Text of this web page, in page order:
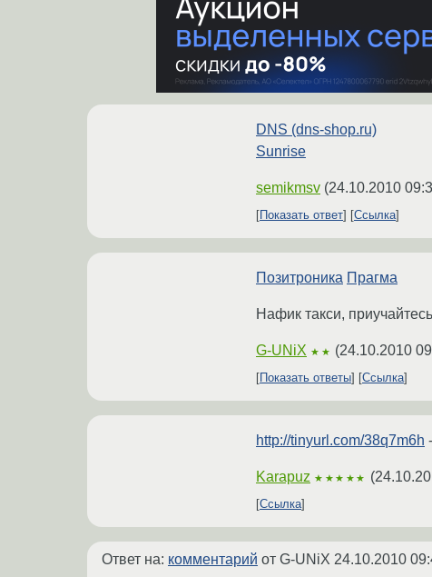
DNS (dns-shop.ru)
Sunrise
semikmsv (24.10.2010
Показать ответ Ссылка
Позитроника Прагма
Нафик такси,
G-UNiX ★★ (24.10.2010
Показать ответы Ссылка
http://tinyurl.com/38q7m6h
Karapuz ★★★★★ (
Ссылка
Ответ на: комментарий от G-UNiX 24.10.2010